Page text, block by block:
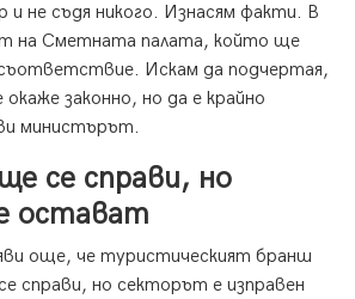
и не съдя никого. Изнасям факти. В
на Сметната палата, който ще
Искам да подчертая,
законно, но да е крайно
министърът.
се справи, но
остават
още, че туристическият бранш
справи, но секторът е изправен